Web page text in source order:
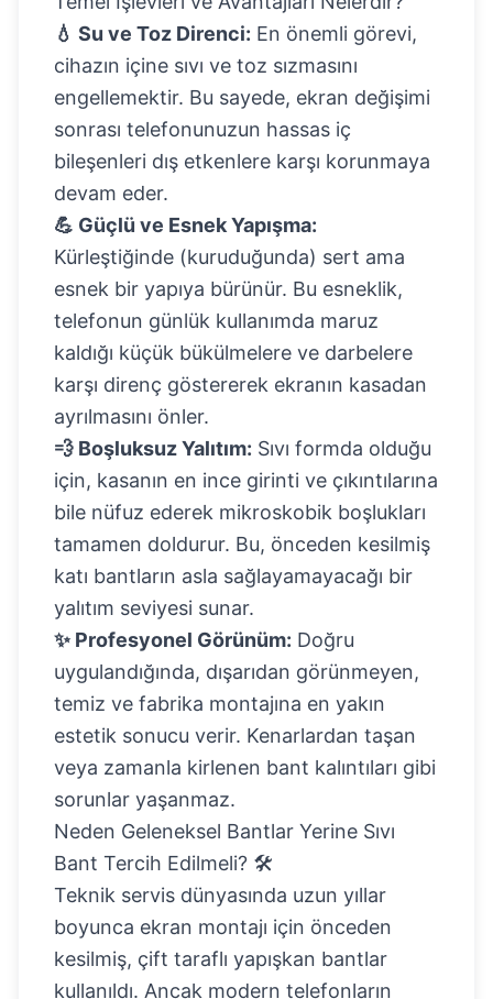
💧 Su ve Toz Direnci: En önemli görevi,
cihazın içine sıvı ve toz sızmasını
engellemektir. Bu sayede, ekran değişimi
sonrası telefonunuzun hassas iç
bileşenleri dış etkenlere karşı korunmaya
devam eder.
💪 Güçlü ve Esnek Yapışma:
Kürleştiğinde (kuruduğunda) sert ama
esnek bir yapıya bürünür. Bu esneklik,
telefonun günlük kullanımda maruz
kaldığı küçük bükülmelere ve darbelere
karşı direnç göstererek ekranın kasadan
ayrılmasını önler.
💨 Boşluksuz Yalıtım: Sıvı formda olduğu
için, kasanın en ince girinti ve çıkıntılarına
bile nüfuz ederek mikroskobik boşlukları
tamamen doldurur. Bu, önceden kesilmiş
katı bantların asla sağlayamayacağı bir
yalıtım seviyesi sunar.
✨ Profesyonel Görünüm: Doğru
uygulandığında, dışarıdan görünmeyen,
temiz ve fabrika montajına en yakın
estetik sonucu verir. Kenarlardan taşan
veya zamanla kirlenen bant kalıntıları gibi
sorunlar yaşanmaz.
Neden Geleneksel Bantlar Yerine Sıvı
Bant Tercih Edilmeli? 🛠️
Teknik servis dünyasında uzun yıllar
boyunca ekran montajı için önceden
kesilmiş, çift taraflı yapışkan bantlar
kullanıldı. Ancak modern telefonların